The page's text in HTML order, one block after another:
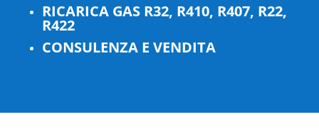
RICARICA GAS R32, R410, R407, R22,
R422
CONSULENZA E VENDITA